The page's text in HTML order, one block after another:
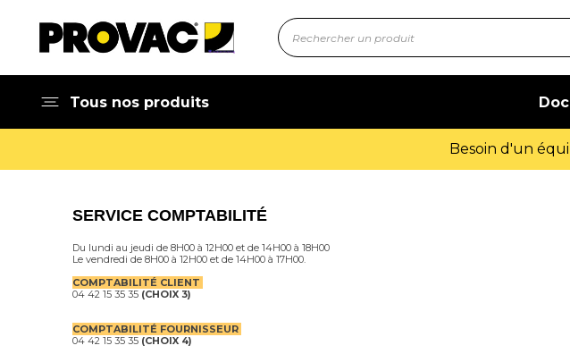
Tous nos produits
Besoin d'un
SERVICE COMPTABILITÉ
Du lundi au jeudi de 8H00 à 12H00 et de 14H00 à 18H00
Le vendredi de 8H00 à 12H00 et de 14H00 à 17H00.
COMPTABILITÉ CLIENT
04 42 15 35 35 (CHOIX 3)
COMPTABILITÉ FOURNISSEUR
04 42 15 35 35 (CHOIX 4)